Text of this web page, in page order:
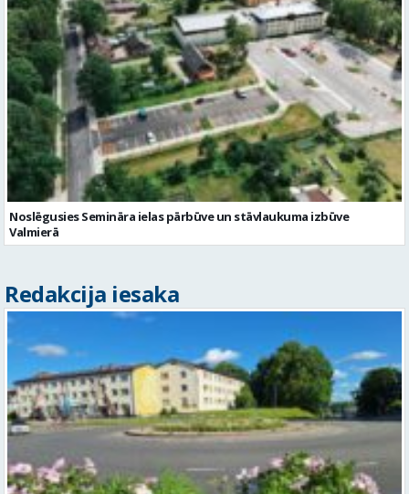
Noslēgusies Semināra ielas pārbūve un stāvlaukuma izbūve
Valmierā
Redakcija iesaka